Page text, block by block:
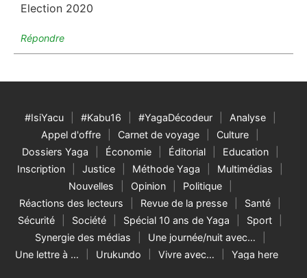
Election 2020
Répondre
#IsiYacu #Kabu16 #YagaDécodeur
Analyse
Appel d'offre
Carnet de voyage
Culture
Dossiers Yaga
Économie Éditorial
Education
Inscription
Justice Méthode Yaga
Multimédias
Nouvelles
Opinion
Politique
Réactions des lecteurs
Revue de la presse
Santé
Sécurité
Société Spécial 10 ans de Yaga
Sport
Synergie des médias
Une journée/nuit avec…
Une lettre à …
Urukundo Vivre avec… Yaga here